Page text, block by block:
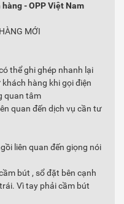
- OPP Việt Nam
MỚI
thể ghi ghép nhanh lại
hàng khi gọi điện
quan tâm
quan đến dịch vụ cần tư
liên quan đến giọng nói
bút , sổ đặt bên cạnh
Vì tay phải cầm bút